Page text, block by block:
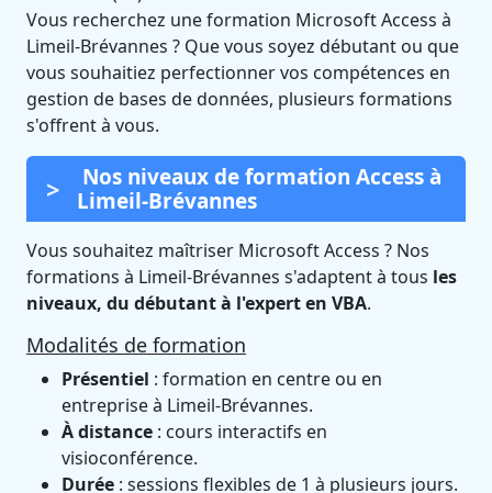
Vous recherchez une formation Microsoft Access à
Limeil-Brévannes ? Que vous soyez débutant ou que
vous souhaitiez perfectionner vos compétences en
gestion de bases de données, plusieurs formations
s'offrent à vous.
Nos niveaux de formation Access à
Limeil-Brévannes
Vous souhaitez maîtriser Microsoft Access ? Nos
formations à Limeil-Brévannes s'adaptent à tous les
niveaux, du débutant à l'expert en VBA.
Modalités de formation
Présentiel : formation en centre ou en
entreprise à Limeil-Brévannes.
À distance : cours interactifs en
visioconférence.
Durée : sessions flexibles de 1 à plusieurs jours.